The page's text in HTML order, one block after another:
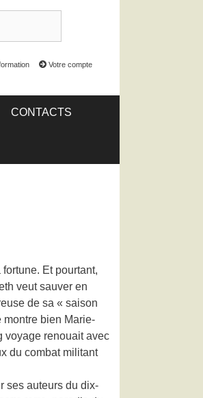
Votre compte
CONTACTS
Et pourtant,
veut sauver en
de sa « saison
montre bien Marie-
voyage renouait avec
du combat militant
ses auteurs du dix-